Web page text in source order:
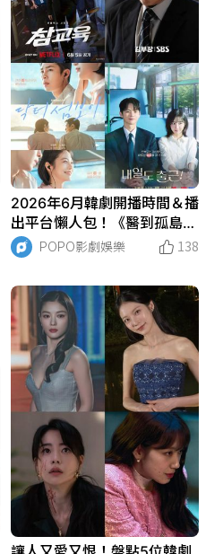
2026年6月韓劇開播時間＆播
出平台懶人包！《醫到孤島愛
上你》李宰旭、辛叡恩共譜海
島戀曲，《金特務》蘇志燮化
身帥氣特工
POPO影劇娛樂 138